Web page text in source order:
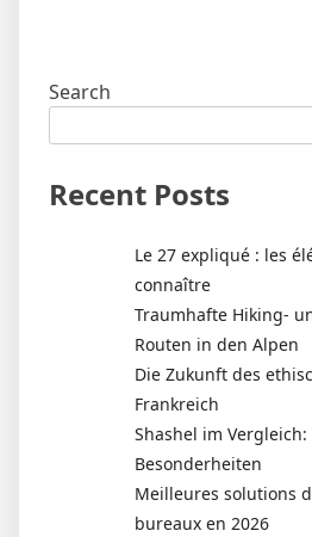
Search
Recent Posts
Le 27 expliqué : les
connaître
Traumhafte Hiking-
Routen in den Alpen
Die Zukunft des
Frankreich
Shashel im
Besonderheiten
Meilleures solutions
bureaux en 2026